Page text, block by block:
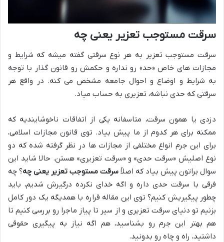
سرقت مستوجب تعزیر یعنی چه
سرقت مستوجب تعزیر به هر نوع سرقتی گفته میشه که شرایط و
مجازات های خاص «حد» رو نداره و حکمش رو قانون گذار با توجه
به شرایط و اوضاع و احوال جامعه مشخص می کنه. در واقع هر
سرقتی که حدی نباشه، تعزیری به حساب میاد.
دزدی یا همون سرقت، متاسفانه یکی از اتفاقات ناخوشایندیه که
ممکنه برای هر کدوم از ما پیش بیاد. توی قانون مجازات اسلامی،
برای این جرم انواع مختلفی از مجازات ها در نظر گرفته شده که دو
نوع اصلیش «سرقت حدی» و «سرقت تعزیری» هستن. حالا شاید این
سوال براتون پیش بیاد که اصلاً سرقت مستوجب تعزیر یعنی چه؟ چه
فرقی با سرقت حدی داره و اگه خدای نکرده درگیرش شدیم، باید
چطور پیگیریش کنیم؟ توی این مقاله قراره با همدیگه یک دور کامل
بزنیم تو دنیای سرقت تعزیری و از سیر تا پیاز ماجرا رو بررسی کنیم تا
هم بهتر این جرم رو بشناسید، هم اگه نیاز به پیگیری حقوقی
داشتید، راه و چاه رو بدونید.